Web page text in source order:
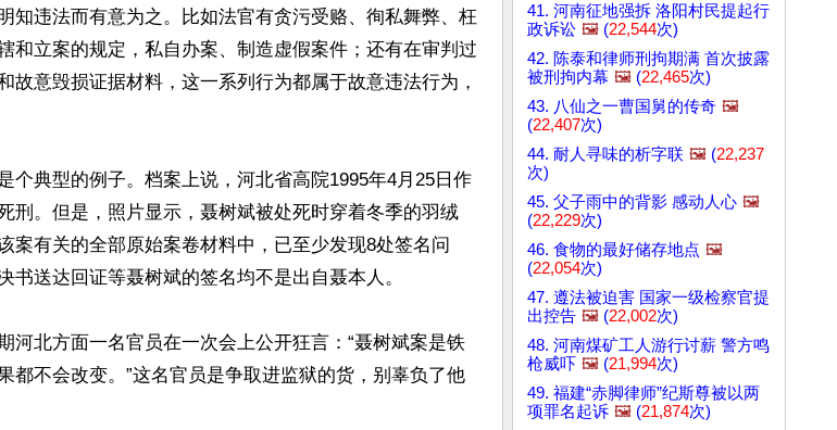
知违法而有意为之。比如法官有贪污受赂、徇私舞弊、枉
和立案的规定，私自办案、制造虚假案件；还有在审判过
故意毁损证据材料，这一系列行为都属于故意违法行为，
个典型的例子。档案上说，河北省高院1995年4月25日作
刑。但是，照片显示，聂树斌被处死时穿着冬季的羽绒
案有关的全部原始案卷材料中，已至少发现8处签名问
书送达回证等聂树斌的签名均不是出自聂本人。
河北方面一名官员在一次会上公开狂言：“聂树斌案是铁
都不会改变。”这名官员是争取进监狱的货，别辜负了他
41. 河南征地强拆 洛阳村民提起行
政诉讼 🖼️ (22,544次)
42. 陈泰和律师刑拘期满 首次披露
被刑拘内幕 🖼️ (22,465次)
43. 八仙之一曹国舅的传奇 🖼️
(22,407次)
44. 耐人寻味的析字联 🖼️ (22,237
次)
45. 父子雨中的背影 感动人心 🖼️
(22,229次)
46. 食物的最好储存地点 🖼️
(22,054次)
47. 遵法被迫害 国家一级检察官提
出控告 🖼️ (22,002次)
48. 河南煤矿工人游行讨薪 警方鸣
枪威吓 🖼️ (21,994次)
49. 福建“赤脚律师”纪斯尊被以两
项罪名起诉 🖼️ (21,874次)